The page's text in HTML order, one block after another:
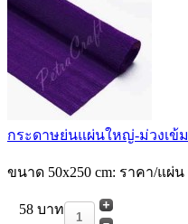
กระดาษย่นแผ่นใหญ่-ม่วงเข้ม
ขนาด 50x250 cm: ราคา/แผ่น
58 บาท